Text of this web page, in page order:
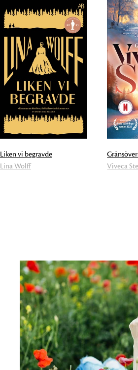
Liken vi begravde
Lina Wolff
Viveca